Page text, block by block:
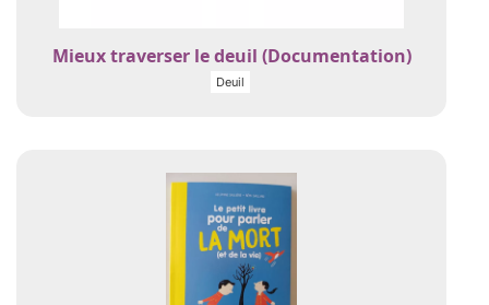
Mieux traverser le deuil (Documentation)
Deuil